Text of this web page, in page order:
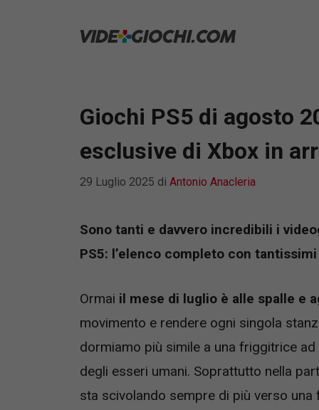
Giochi PS5 di agosto
esclusive di Xbox in
29 Luglio 2025 di Antonio Anacleria
Sono tanti e davvero incredibili i
PS5: l’elenco completo con
Ormai il mese di luglio è alle spalle e
movimento e rendere ogni singola
dormiamo più simile a una friggitrice
degli esseri umani. Soprattutto nella
sta scivolando sempre di più verso